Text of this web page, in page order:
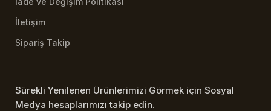
İletişim
Sipariş Takip
Sürekli Yenilenen Ürünlerimizi Görmek için Sosyal
Medya hesaplarımızı takip edin.